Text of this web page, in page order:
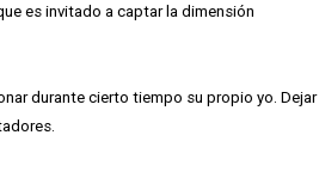
es invitado a captar la dimensión
durante cierto tiempo su propio yo. Dejar